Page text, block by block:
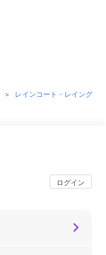
＞
レインコート・レイング
ログイン